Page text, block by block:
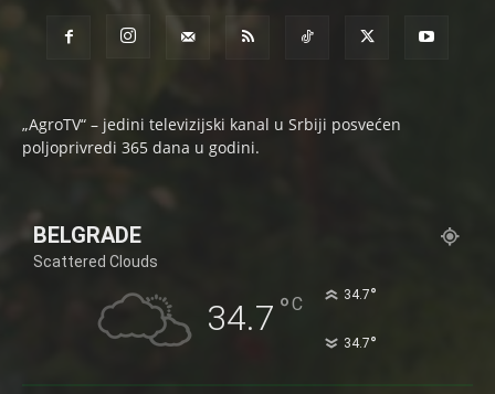
„AgroTV“ – jedini televizijski kanal u Srbiji posvećen
poljoprivredi 365 dana u godini.
BELGRADE
Scattered Clouds
34.7 °C 34.7°
34.7°